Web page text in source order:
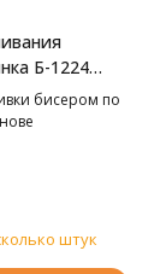
Б-1224
бисером по
штук